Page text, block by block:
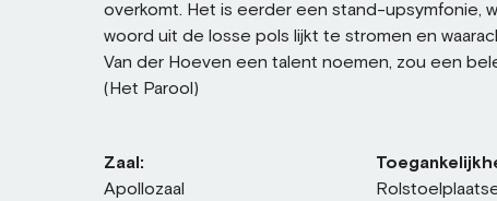
overkomt. Het is eerder een stand-upsymfonie,
woord uit de losse pols lijkt te stromen en
Van der Hoeven een talent noemen, zou een
(Het Parool)
Zaal:
Apollozaal